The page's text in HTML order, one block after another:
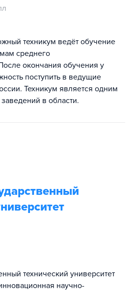
техникум ведёт обучение
среднего
окончания обучения у
поступить в ведущие
Техникум является одним
в области.
технический университет
научно-